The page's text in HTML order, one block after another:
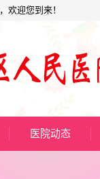
，欢迎您到来！
医院动态